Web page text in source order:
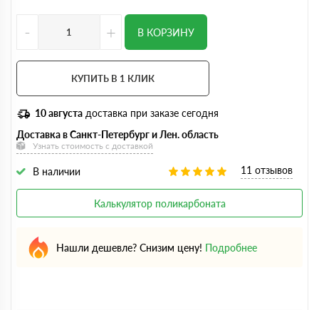
- + В КОРЗИНУ
КУПИТЬ В 1 КЛИК
10 августа доставка при заказе сегодня
Доставка в Санкт-Петербург и Лен. область
Узнать стоимость с доставкой
В наличии 11 отзывов
Калькулятор поликарбоната
Нашли дешевле? Снизим цену! Подробнее